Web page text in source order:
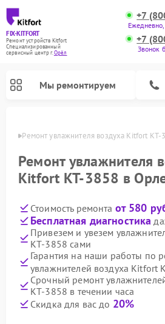
FIX-KITFORT
Ремонт устройств Kitfort
Специализированный
cервисный центр г.Орёл
+7
+7
Звонок
Мы ремонтируем
Ремонт увлажнителя воздуха Kitfort КТ-
Ремонт увлажнителя
Kitfort КТ-3858 в
Стоимость ремонта от 580
Бесплатная диагностика
Привезем и увезем
КТ-3858 сами
Гарантия на наши работы по
увлажнителей воздуха Kitfort
Срочный ремонт
КТ-3858 в течении часа
Скидка для вас до 20%